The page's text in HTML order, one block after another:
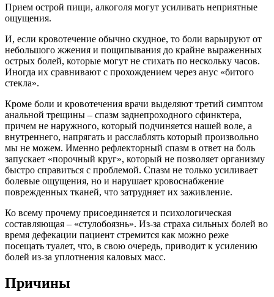
Прием острой пищи, алкоголя могут усиливать неприятные
ощущения.
И, если кровотечение обычно скудное, то боли варьируют от
небольшого жжения и пощипывания до крайне выраженных
острых болей, которые могут не стихать по нескольку часов.
Иногда их сравнивают с прохождением через анус «битого
стекла».
Кроме боли и кровотечения врачи выделяют третий симптом
анальной трещины – спазм заднепроходного сфинктера,
причем не наружного, который подчиняется нашей воле, а
внутреннего, напрягать и расслаблять который произвольно
мы не можем. Именно рефлекторный спазм в ответ на боль
запускает «порочный круг», который не позволяет организму
быстро справиться с проблемой. Спазм не только усиливает
болевые ощущения, но и нарушает кровоснабжение
поврежденных тканей, что затрудняет их заживление.
Ко всему прочему присоединяется и психологическая
составляющая – «стулобоязнь». Из-за страха сильных болей во
время дефекации пациент стремится как можно реже
посещать туалет, что, в свою очередь, приводит к усилению
болей из-за уплотнения каловых масс.
Причины